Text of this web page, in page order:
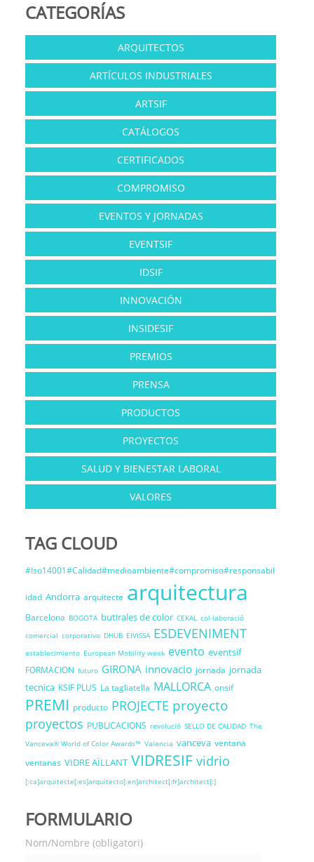
CATEGORÍAS
ARQUITECTOS
ARTÍCULOS INDUSTRIALES
ARTSIF
CATÁLOGOS
CERTIFICADOS
COMPROMISO
EVENTOS Y JORNADAS
EVENTSIF
IDSIF
INNOVACIÓN
INSIDESIF
PREMIOS
PRENSA
PRODUCTOS
PROYECTOS
SALUD Y BIENESTAR LABORAL
VALORES
TAG CLOUD
#Iso14001#Calidad#medioambiente#compromiso#responsabil
idad Andorra arquitecte arquitectura
Barcelona BOGOTA butirales de color CEKAL col·laboració
comercial corporativo DHUB EIVISSA ESDEVENIMENT
establecimiento European Mobility week evento eventsif
FORMACION futuro GIRONA innovacio jornada jornada
tecnica KSIF PLUS La tagliatella MALLORCA onsif
PREMI producto PROJECTE proyecto
proyectos PUBLICACIONS revolució SELLO DE CALIDAD The
Vanceva® World of Color Awards™ Valencia vanceva ventana
ventanas VIDRE AÏLLANT VIDRESIF vidrio
[:ca]arquitecte[:es]arquitecto[:en]architect[:fr]architect[:]
FORMULARIO
Nom/Nombre (obligatori)